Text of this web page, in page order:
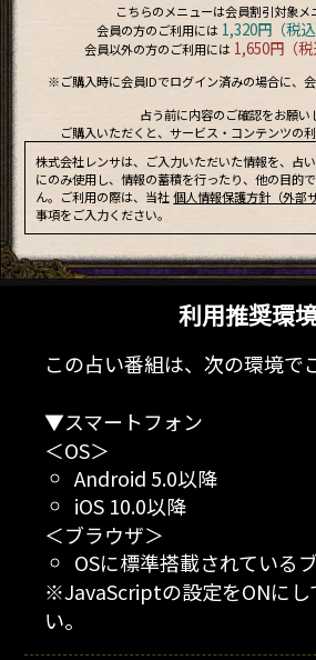
こちらのメニューは会員割引対象メ
会員の方のご利用には 1,320円（税込
会員以外の方のご利用には 1,650円（税
※ご購入時に会員IDでログイン済みの場合に、会
占う前に内容のご確認をお願い
ご購入いただくと、サービス・コンテンツの
株式会社レンサは、ご入力いただいた情報を、占
にのみ使用し、情報の蓄積を行ったり、他の目的
ん。ご利用の際は、当社個人情報保護方針（外部
事項をご入力ください。
利用推奨環
この占い番組は、次の環境で
▼スマートフォン
＜OS＞
Android 5.0以降
iOS 10.0以降
＜ブラウザ＞
OSに標準搭載されている
※JavaScriptの設定をONにし
い。